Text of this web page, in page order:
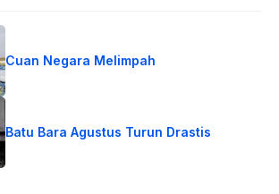
Cuan Negara Melimpah
Batu Bara Agustus Turun Drastis